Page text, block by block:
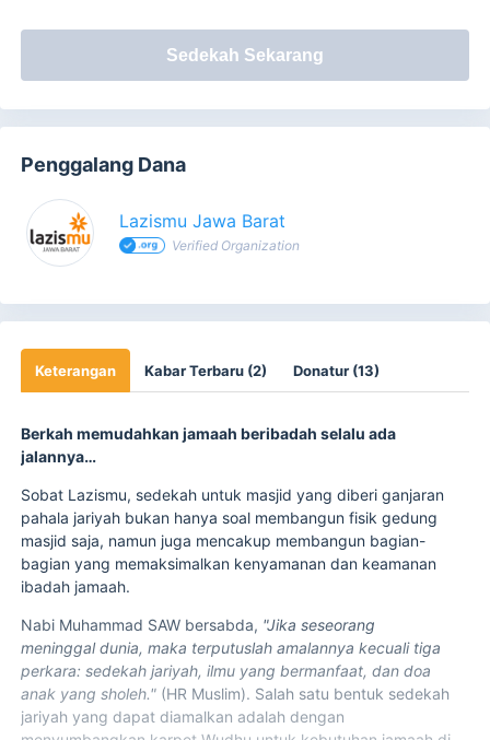
Sedekah Sekarang
Penggalang Dana
Lazismu Jawa Barat
Verified Organization
Keterangan Kabar Terbaru (2) Donatur (13)
Berkah memudahkan jamaah beribadah selalu ada
jalannya…
Sobat Lazismu, sedekah untuk masjid yang diberi ganjaran
pahala jariyah bukan hanya soal membangun fisik gedung
masjid saja, namun juga mencakup membangun bagian-
bagian yang memaksimalkan kenyamanan dan keamanan
ibadah jamaah.
Nabi Muhammad SAW bersabda, "Jika seseorang
meninggal dunia, maka terputuslah amalannya kecuali tiga
perkara: sedekah jariyah, ilmu yang bermanfaat, dan doa
anak yang sholeh." (HR Muslim). Salah satu bentuk sedekah
jariyah yang dapat diamalkan adalah dengan